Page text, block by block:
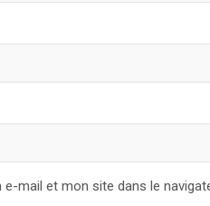
mail et mon site dans le